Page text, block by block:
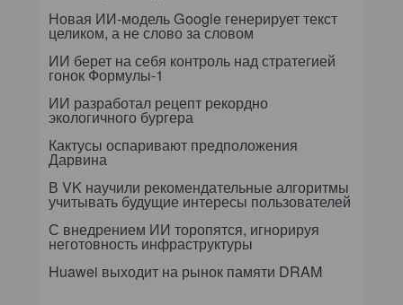
Новая ИИ-модель Google генерирует текст
целиком, а не слово за словом
ИИ берет на себя контроль над стратегией
гонок Формулы-1
ИИ разработал рецепт рекордно
экологичного бургера
Кактусы оспаривают предположения
Дарвина
В VK научили рекомендательные алгоритмы
учитывать будущие интересы пользователей
С внедрением ИИ торопятся, игнорируя
неготовность инфраструктуры
Huawei выходит на рынок памяти DRAM